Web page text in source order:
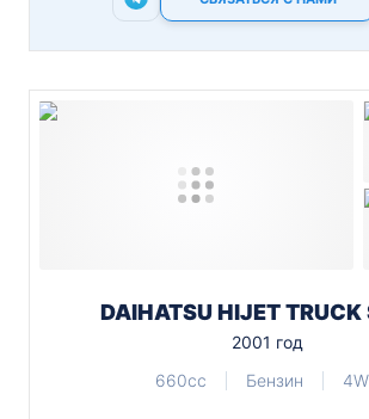
DAIHATSU HIJET TRUCK
2001 год
660cc
Бензин